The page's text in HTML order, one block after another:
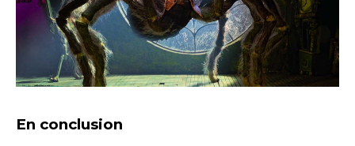
En conclusion